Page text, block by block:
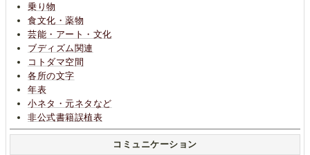
乗り物
食文化・薬物
芸能・アート・文化
ブディズム関連
コトダマ空間
各所の文字
年表
小ネタ・元ネタなど
非公式書籍誤植表
コミュニケーション